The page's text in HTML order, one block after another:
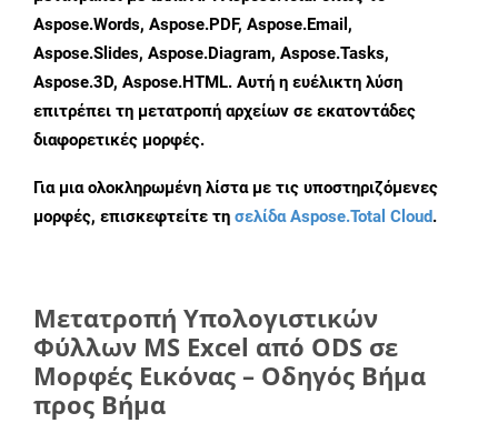
Aspose.Words, Aspose.PDF, Aspose.Email,
Aspose.Slides, Aspose.Diagram, Aspose.Tasks,
Aspose.3D, Aspose.HTML. Αυτή η ευέλικτη λύση
επιτρέπει τη μετατροπή αρχείων σε εκατοντάδες
διαφορετικές μορφές.
Για μια ολοκληρωμένη λίστα με τις υποστηριζόμενες
μορφές, επισκεφτείτε τη σελίδα Aspose.Total Cloud.
Μετατροπή Υπολογιστικών
Φύλλων MS Excel από ODS σε
Μορφές Εικόνας – Οδηγός Βήμα
προς Βήμα